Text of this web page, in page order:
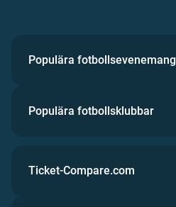
Populära fotbollsevenemang
Populära fotbollsklubbar
Ticket-Compare.com